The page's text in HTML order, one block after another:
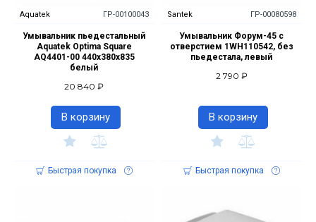
Aquatek ГР-00100043
Умывальник пьедестальный
Aquatek Optima Square
AQ4401-00 440x380x835
белый
20 840 ₽
В корзину
Быстрая покупка
Santek ГР-00080598
Умывальник Форум-45 с
отверстием 1WH110542, без
пьедестала, левый
2 790 ₽
В корзину
Быстрая покупка